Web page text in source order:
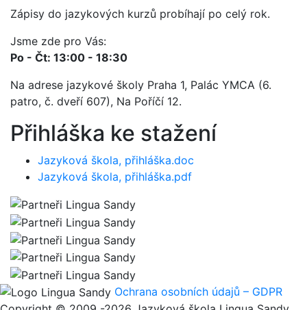
Zápisy do jazykových kurzů probíhají po celý rok.
Jsme zde pro Vás:
Po - Čt: 13:00 - 18:30
Na adrese jazykové školy Praha 1, Palác YMCA (6.
patro, č. dveří 607), Na Poříčí 12.
Přihláška ke stažení
Jazyková škola, přihláška.doc
Jazyková škola, přihláška.pdf
Ochrana osobních údajů – GDPR